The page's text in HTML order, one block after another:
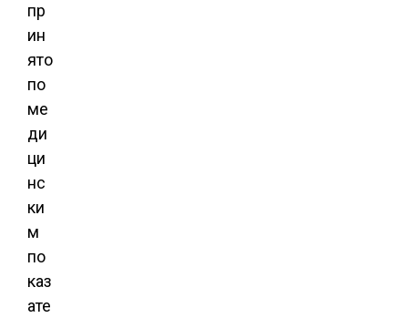
пр
ин
ято
по
ме
ди
ци
нс
ки
м
по
каз
ате